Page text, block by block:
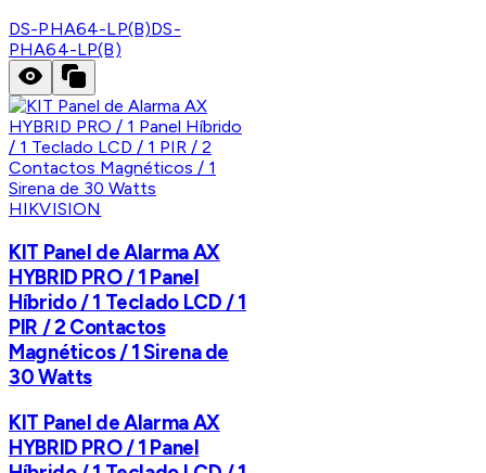
DS-PHA64-LP(B)DS-
PHA64-LP(B)
HIKVISION
KIT Panel de Alarma AX
HYBRID PRO / 1 Panel
Híbrido / 1 Teclado LCD / 1
PIR / 2 Contactos
Magnéticos / 1 Sirena de
30 Watts
KIT Panel de Alarma AX
HYBRID PRO / 1 Panel